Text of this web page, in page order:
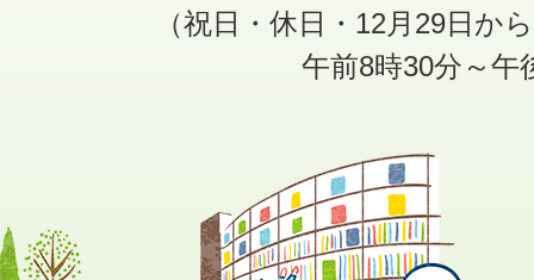
（祝日・休日・12月29日か
午前8時30分～午